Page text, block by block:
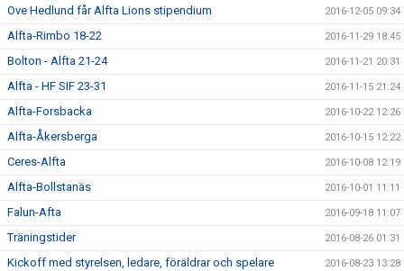
Ove Hedlund får Alfta Lions stipendium 2016-12-05 09:34
Alfta-Rimbo 18-22 2016-11-29 18:45
Bolton - Alfta 21-24 2016-11-21 20:31
Alfta - HF SIF 23-31 2016-11-15 21:24
Alfta-Forsbacka 2016-10-22 12:26
Alfta-Åkersberga 2016-10-15 12:22
Ceres-Alfta 2016-10-08 12:19
Alfta-Bollstanäs 2016-10-01 11:11
Falun-Afta 2016-09-18 11:07
Träningstider 2016-08-26 01:31
Kickoff med styrelsen, ledare, föräldrar och spelare 2016-08-23 13:28